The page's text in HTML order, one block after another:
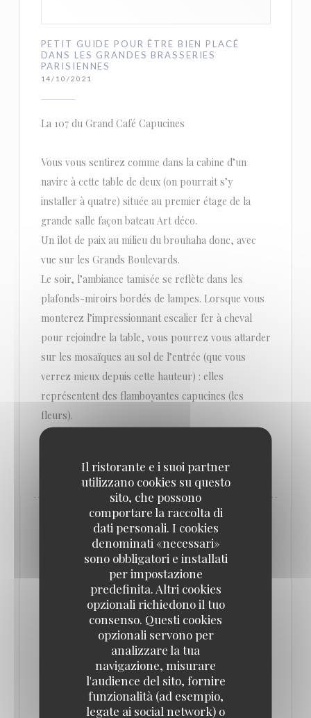
Il ristorante e i suoi partner
utilizzano cookies su questo
sito, che possono
comportare la raccolta di
dati personali. I cookies
denominati «necessari»
sono obbligatori e installati
per impostazione
predefinita. Altri cookies
opzionali richiedono il tuo
consenso. Questi cookies
opzionali servono per
analizzare la tua
navigazione, misurare
l'audience del sito, fornire
funzionalità (ad esempio,
legate ai social network) o
PETIT GUIDE POUR ÊTRE BIEN PLACÉ
DANS LES GRANDES BRASSERIES
PARISIENNES
14/10/2021
La 107 du Grand Café Capucines
Vous vous sentirez comme dans la cabine d’un
navire à cette table de deux (on pourrait s’y
installer à quatre) située au premier étage de la
grande salle façon bateau Art déco.
Un îlot de paix au milieu du brouhaha donc, avec
vue sur les Grands Boulevards.
Le soir, l’ambiance tamisée se reflète dans les
plafonds-miroirs bordés de lampes. Lorsque vous
monterez l’impressionnant escalier fer à cheval
pour rejoindre la table, vous pourrez vous attarder
sur les mosaïques au sol de l’entrée (que vous
verrez mieux depuis cette hauteur) : elles
représentent des flamboyantes capucines (les
fleurs).
LE GRAND CAFÉ CAPUCINES, LE
RENOUVEAU
29/01/2020